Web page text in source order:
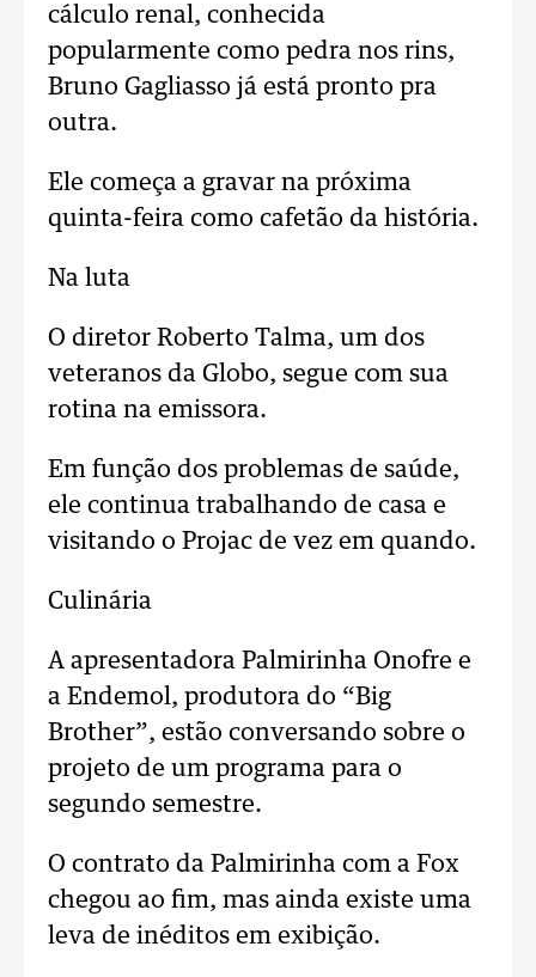
cálculo renal, conhecida
popularmente como pedra nos rins,
Bruno Gagliasso já está pronto pra
outra.
Ele começa a gravar na próxima
quinta-feira como cafetão da história.
Na luta
O diretor Roberto Talma, um dos
veteranos da Globo, segue com sua
rotina na emissora.
Em função dos problemas de saúde,
ele continua trabalhando de casa e
visitando o Projac de vez em quando.
Culinária
A apresentadora Palmirinha Onofre e
a Endemol, produtora do “Big
Brother”, estão conversando sobre o
projeto de um programa para o
segundo semestre.
O contrato da Palmirinha com a Fox
chegou ao fim, mas ainda existe uma
leva de inéditos em exibição.